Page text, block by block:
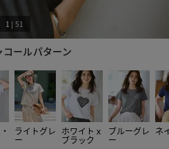
ールパターン
1 | 51
ライトグレ
ー
ホワイトｘ
ブラック
ブルーグレ
ー
ネ
1 51